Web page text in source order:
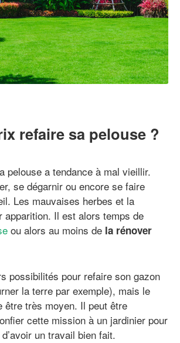
refaire sa pelouse ?
pelouse a tendance à mal vieillir.
se dégarnir ou encore se faire
Les mauvaises herbes et la
apparition. Il est alors temps de
ou alors au moins de la rénover
possibilités pour refaire son gazon
la terre par exemple), mais le
être très moyen. Il peut être
cette mission à un jardinier pour
un travail bien fait.